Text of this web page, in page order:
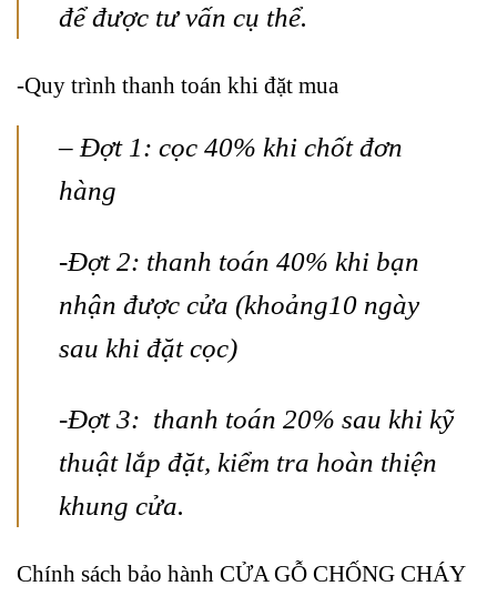
để được tư vấn cụ thể.
-Quy trình thanh toán khi đặt mua
– Đợt 1: cọc 40% khi chốt đơn
hàng
-Đợt 2: thanh toán 40% khi bạn
nhận được cửa (khoảng10 ngày
sau khi đặt cọc)
-Đợt 3: thanh toán 20% sau khi kỹ
thuật lắp đặt, kiểm tra hoàn thiện
khung cửa.
Chính sách bảo hành CỬA GỖ CHỐNG CHÁY